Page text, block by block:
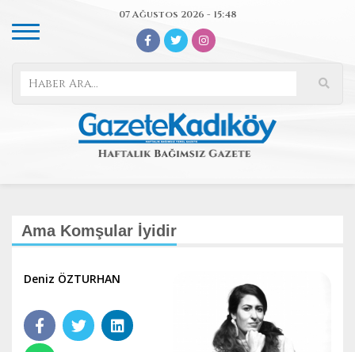
07 Ağustos 2026 - 15:48
Ama Komşular İyidir
Deniz ÖZTURHAN